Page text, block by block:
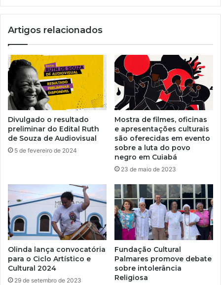
Artigos relacionados
Divulgado o resultado
preliminar do Edital Ruth
de Souza de Audiovisual
5 de fevereiro de 2024
Mostra de filmes, oficinas
e apresentações culturais
são oferecidas em evento
sobre a luta do povo
negro em Cuiabá
23 de maio de 2023
Olinda lança convocatória
para o Ciclo Artístico e
Cultural 2024
29 de setembro de 2023
Fundação Cultural
Palmares promove debate
sobre intolerância
Religiosa